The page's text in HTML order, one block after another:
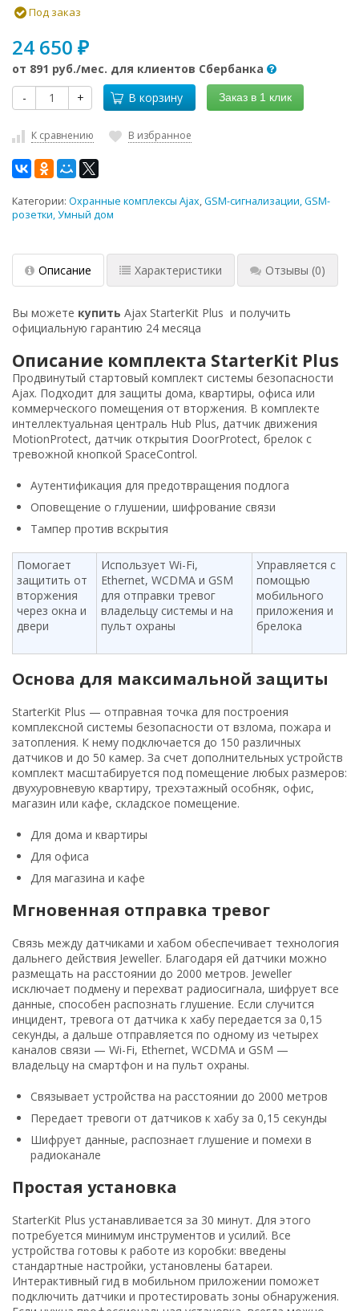
Под заказ
24 650 ₽
от 891 руб./мес. для клиентов Сбербанка
-
+ В корзину Заказ в 1 клик
К сравнению В избранное
Категории: Охранные комплексы Ajax,GSM-сигнализации, GSM-
розетки, Умный дом
Описание Характеристики Отзывы (0)
Вы можете купить Ajax StarterKit Plus и получить
официальную гарантию 24 месяца
Описание комплекта StarterKit Plus
Продвинутый стартовый комплект системы безопасности
Ajax. Подходит для защиты дома, квартиры, офиса или
коммерческого помещения от вторжения. В комплекте
интеллектуальная централь Hub Plus, датчик движения
MotionProtect, датчик открытия DoorProtect, брелок с
тревожной кнопкой SpaceControl.
Аутентификация для предотвращения подлога
Оповещение о глушении, шифрование связи
Тампер против вскрытия
Помогает
защитить от
вторжения
через окна и
двери
Использует Wi-Fi,
Ethernet, WCDMA и GSM
для отправки тревог
владельцу системы и на
пульт охраны
Управляется с
помощью
мобильного
приложения и
брелока
Основа для максимальной защиты
StarterKit Plus — отправная точка для построения
комплексной системы безопасности от взлома, пожара и
затопления. К нему подключается до 150 различных
датчиков и до 50 камер. За счет дополнительных устройств
комплект масштабируется под помещение любых размеров:
двухуровневую квартиру, трехэтажный особняк, офис,
магазин или кафе, складское помещение.
Для дома и квартиры
Для офиса
Для магазина и кафе
Мгновенная отправка тревог
Связь между датчиками и хабом обеспечивает технология
дальнего действия Jeweller. Благодаря ей датчики можно
размещать на расстоянии до 2000 метров. Jeweller
исключает подмену и перехват радиосигнала, шифрует все
данные, способен распознать глушение. Если случится
инцидент, тревога от датчика к хабу передается за 0,15
секунды, а дальше отправляется по одному из четырех
каналов связи — Wi-Fi, Ethernet, WCDMA и GSM —
владельцу на смартфон и на пульт охраны.
Связывает устройства на расстоянии до 2000 метров
Передает тревоги от датчиков к хабу за 0,15 секунды
Шифрует данные, распознает глушение и помехи в
радиоканале
Простая установка
StarterKit Plus устанавливается за 30 минут. Для этого
потребуется минимум инструментов и усилий. Все
устройства готовы к работе из коробки: введены
стандартные настройки, установлены батареи.
Интерактивный гид в мобильном приложении поможет
подключить датчики и протестировать зоны обнаружения.